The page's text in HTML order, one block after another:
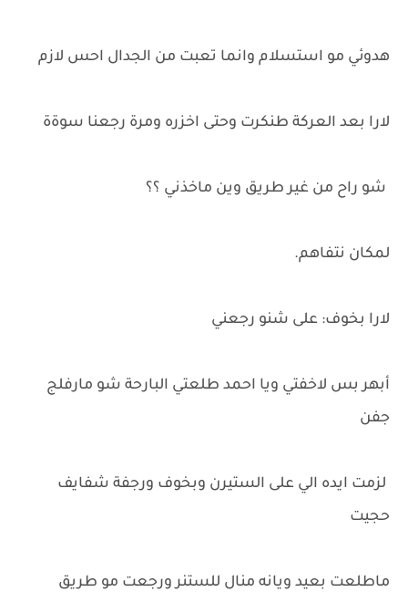
هدوئي مو استسلام وانما تعبت من الجدال احس لازم
لارا بعد العركة طنكرت وحتى اخزره ومرة رجعنا سوةة
شو راح من غير طريق وين ماخذني ؟؟
لمكان نتفاهم.
لارا بخوف: على شنو رجعني
أبهر بس لاخفتي ويا احمد طلعتي البارحة شو مارفلج
جفن
لزمت ايده الي على الستيرن وبخوف ورجفة شفايف
حجيت
ماطلعت بعيد ويانه منال للستنر ورجعت مو طريق